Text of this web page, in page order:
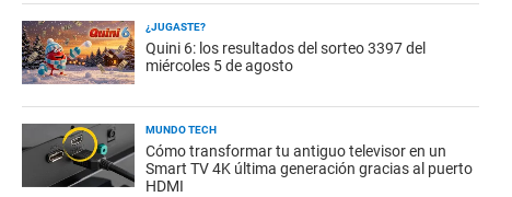
¿JUGASTE?
Quini 6: los resultados del sorteo 3397 del
miércoles 5 de agosto
MUNDO TECH
Cómo transformar tu antiguo televisor en un
Smart TV 4K última generación gracias al puerto
HDMI